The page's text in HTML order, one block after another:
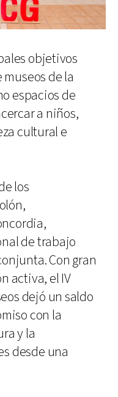
objetivos
de la
espacios de
a niños,
cultural e
los
de trabajo
Con gran
activa, el IV
dejó un saldo
con la
y la
desde una